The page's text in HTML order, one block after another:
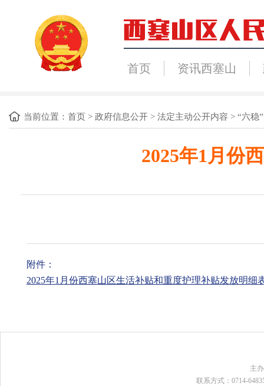
首页 资讯西塞山
当前位置： 首页 > 政府信息公开 > 法定主动公开内容 > “六稳
2025年1月份
附件：
2025年1月份西塞山区生活补贴和重度护理补贴发放明细
主
联系方式：0714-